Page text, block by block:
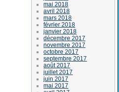
mai 2018
avril 2018
mars 2018
février 2018
janvier 2018
décembre 2017
novembre 2017
octobre 2017
septembre 2017
août 2017
juillet 2017
juin 2017
mai 2017